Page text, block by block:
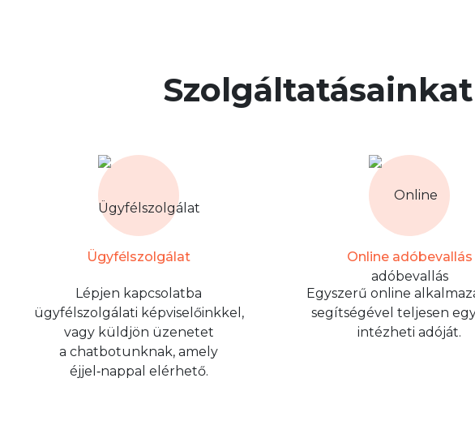
Ügyfélszolgálat
Lépjen kapcsolatba
ügyfélszolgálati képviselőinkkel,
vagy küldjön üzenetet
a chatbotunknak, amely
éjjel‑nappal elérhető.
Online adóbevallás
Egyszerű online
segítségével teljesen
intézheti adóját.